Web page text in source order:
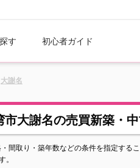
す 初心者ガイド
大謝名
市大謝名の売買新築・
間取り・築年数などの条件を指定す